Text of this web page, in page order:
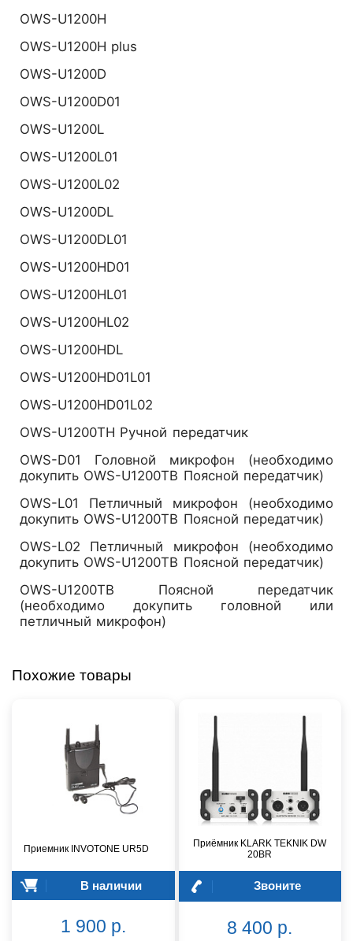
OWS-U1200H
OWS-U1200H plus
OWS-U1200D
OWS-U1200D01
OWS-U1200L
OWS-U1200L01
OWS-U1200L02
OWS-U1200DL
OWS-U1200DL01
OWS-U1200HD01
OWS-U1200HL01
OWS-U1200HL02
OWS-U1200HDL
OWS-U1200HD01L01
OWS-U1200HD01L02
OWS-U1200TH Ручной передатчик
OWS-D01 Головной микрофон (необходимо
докупить OWS-U1200TB Поясной передатчик)
OWS-L01 Петличный микрофон (необходимо
докупить OWS-U1200TB Поясной передатчик)
OWS-L02 Петличный микрофон (необходимо
докупить OWS-U1200TB Поясной передатчик)
OWS-U1200TB Поясной передатчик
(необходимо докупить головной или
петличный микрофон)
Похожие товары
Приемник INVOTONE UR5D
В наличии
1 900 р.
Приёмник KLARK TEKNIK DW
20BR
Звоните
8 400 р.